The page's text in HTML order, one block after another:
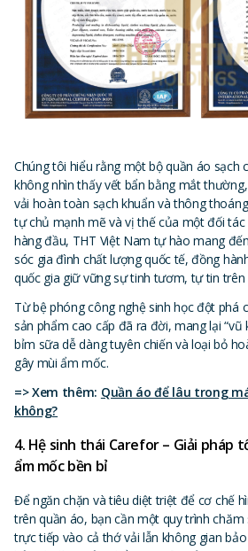
Chúng tôi hiểu rằng một bộ quần áo sạch
không nhìn thấy vết bẩn bằng mắt
vải hoàn toàn sạch khuẩn và thông
tự chủ mạnh mẽ và vị thế của một đối
hàng đầu, THT Việt Nam tự hào mang
sóc gia đình chất lượng quốc tế, đồng
quốc gia giữ vững sự tinh tươm, tự tin trên
Từ bệ phóng công nghệ sinh học đột phá
sản phẩm cao cấp đã ra đời, mang lại “vũ
bỉm sữa dễ dàng tuyên chiến và loại bỏ
gây mùi ẩm mốc.
=> Xem thêm: Quần áo để lâu trong
không?
4. Hệ sinh thái Carefor – Giải
ẩm mốc bền bỉ
Để ngăn chặn và tiêu diệt triệt để cơ chế
trên quần áo, bạn cần một quy trình
trực tiếp vào cả thớ vải lẫn không gian